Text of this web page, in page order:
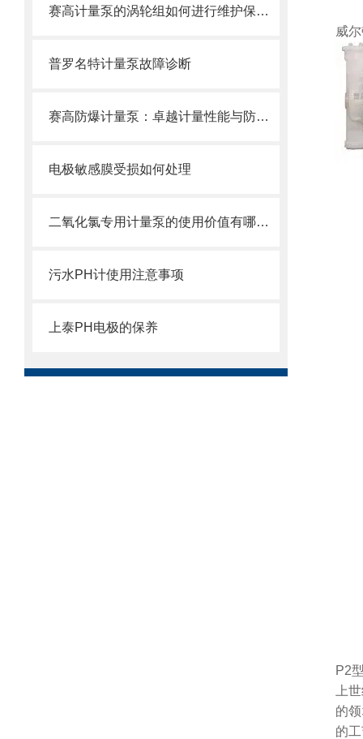
赛高计量泵的涡轮组如何进行维护保养？
普罗名特计量泵故障诊断
赛高防爆计量泵：卓越计量性能与防爆设计的结合
电极敏感膜受损如何处理
二氧化氯专用计量泵的使用价值有哪些？
污水PH计使用注意事项
上泰PH电极的保养
威
P2
上
的
的